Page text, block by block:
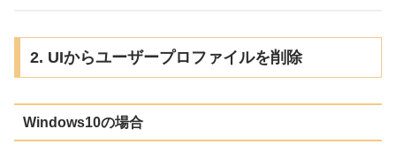
2. UIからユーザープロファイルを削除
Windows10の場合